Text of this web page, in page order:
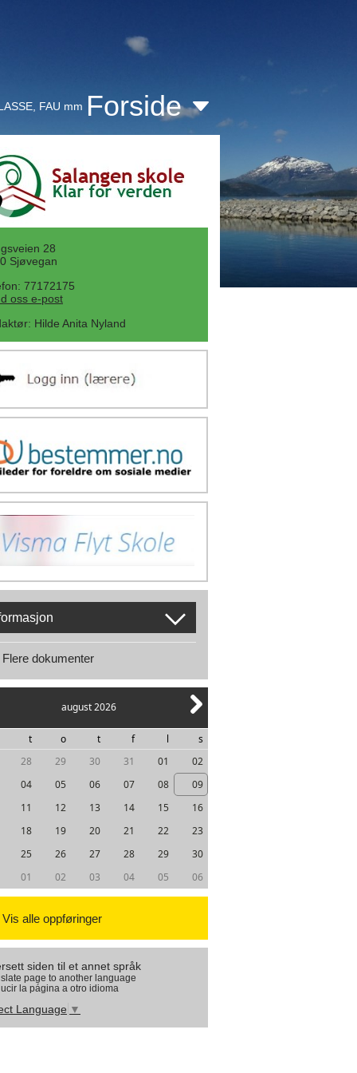
FAU mm Forside
28
Sjøvegan
77172175
oss e-post
: Hilde Anita Nyland
Flere dokumenter
august 2026
t o t f l
s
28
29 30 31 01
02
04
05 06 07 08
09
11
12 13 14 15
16
18
19 20 21 22
23
25
26 27 28 29
30
01
02 03 04 05 06
Vis alle oppføringer
siden til et annet språk
page to another language
la página a otro idioma
Language ▼